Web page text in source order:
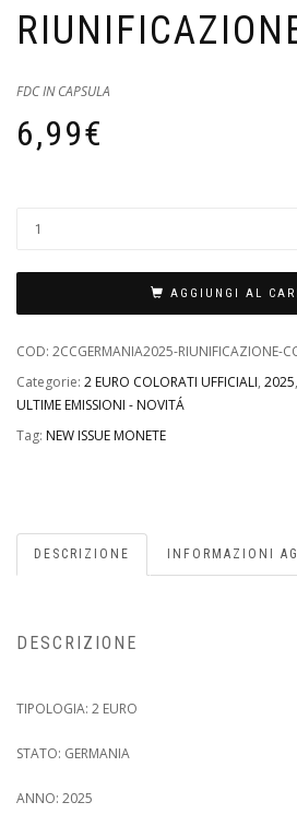
FDC IN CAPSULA
6,99€
AGGIUNGI AL
COD: 2CCGERMANIA2025-RIUNIFICAZIONE-
Categorie: 2 EURO COLORATI UFFICIALI, 2025,
ULTIME EMISSIONI - NOVITÁ
Tag: NEW ISSUE MONETE
DESCRIZIONE INFORMAZIONI
DESCRIZIONE
TIPOLOGIA: 2 EURO
STATO: GERMANIA
ANNO: 2025